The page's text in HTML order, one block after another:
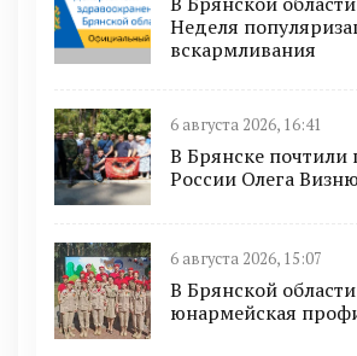
Неделя
вскармливания
6 августа 2026, 16:41
В Брянске почтили
России Олега
6 августа 2026, 15:07
В Брянской
юнармейская